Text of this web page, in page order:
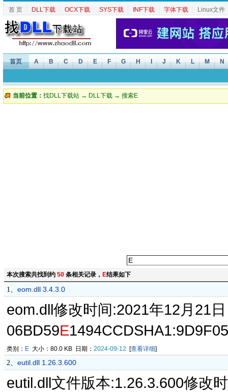
首 页 ┆ DLL下载 ┆ OCX下载 ┆ SYS下载 ┆ INF下载 ┆ 字体下载 ┆ Linux文件
首页 A B C D E F G H J K L M N
当前位置： 找DLL下载站 → DLL下载 → 搜索E
本次搜索共找到约 50 条相关记录， E结果如下
1、 eom.dll 3.4.3.0
eom.dll修改时间:2021年12月21
06BD59E
类别： E 大小：80.0 KB 日期： 2024-09-12 [查看详细]
2、 eutil.dll 1.26.3.600
eutil.dll文件版本:1.26.3.600修改